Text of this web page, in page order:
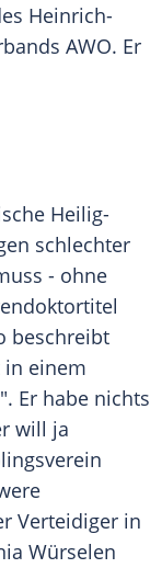
Heinrich-
AWO. Er
Heilig-
schlechter
- ohne
beschreibt
in einem
Er habe nichts
will ja
Verteidiger in
Würselen